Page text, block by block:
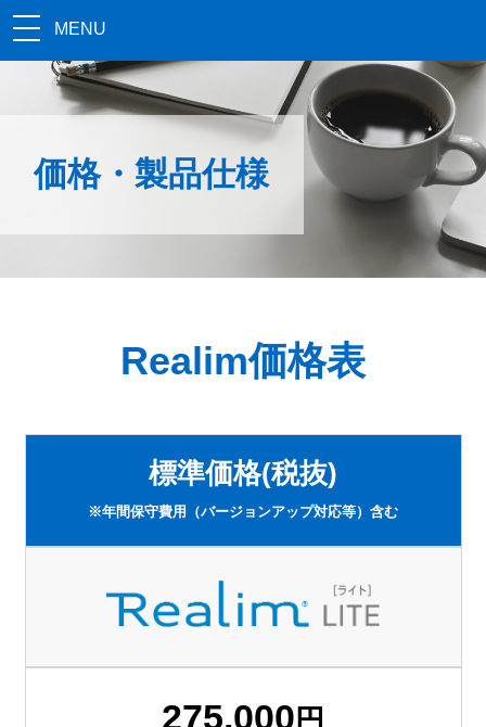
MENU
価格・製品仕様
Realim価格表
標準価格(税抜)
※年間保守費用（バージョンアップ対応等）含む
275,000円